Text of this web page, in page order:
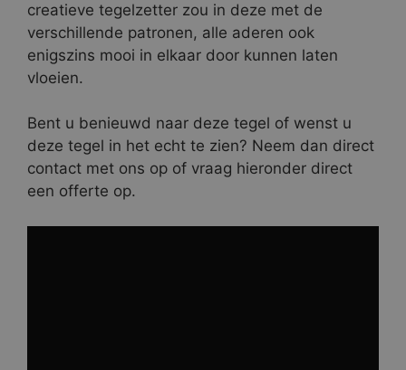
creatieve tegelzetter zou in deze met de
verschillende patronen, alle aderen ook
enigszins mooi in elkaar door kunnen laten
vloeien.
Bent u benieuwd naar deze tegel of wenst u
deze tegel in het echt te zien? Neem dan direct
contact met ons op of vraag hieronder direct
een offerte op.